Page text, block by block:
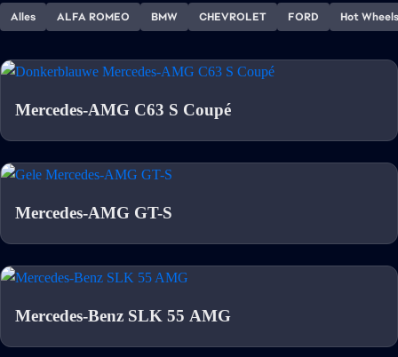
Alles ALFA ROMEO BMW CHEVROLET FORD Hot Wheels
Mercedes-AMG C63 S Coupé
Mercedes-AMG GT-S
Mercedes-Benz SLK 55 AMG